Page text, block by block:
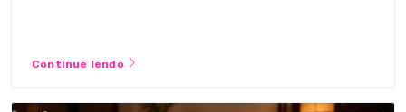
Continue lendo